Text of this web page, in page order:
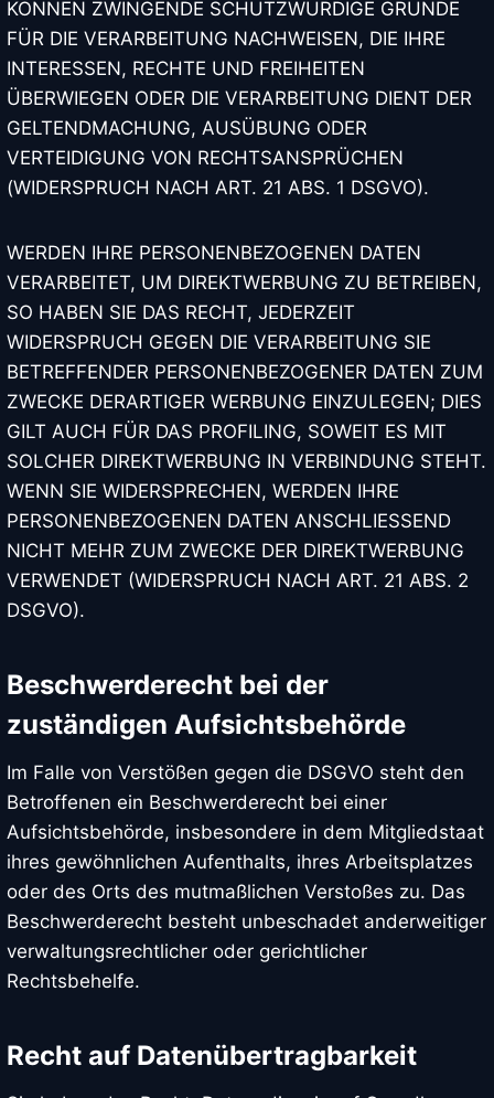
KÖNNEN ZWINGENDE SCHUTZWÜRDIGE GRÜNDE
FÜR DIE VERARBEITUNG NACHWEISEN, DIE IHRE
INTERESSEN, RECHTE UND FREIHEITEN
ÜBERWIEGEN ODER DIE VERARBEITUNG DIENT DER
GELTENDMACHUNG, AUSÜBUNG ODER
VERTEIDIGUNG VON RECHTSANSPRÜCHEN
(WIDERSPRUCH NACH ART. 21 ABS. 1 DSGVO).
WERDEN IHRE PERSONENBEZOGENEN DATEN
VERARBEITET, UM DIREKTWERBUNG ZU BETREIBEN,
SO HABEN SIE DAS RECHT, JEDERZEIT
WIDERSPRUCH GEGEN DIE VERARBEITUNG SIE
BETREFFENDER PERSONENBEZOGENER DATEN ZUM
ZWECKE DERARTIGER WERBUNG EINZULEGEN; DIES
GILT AUCH FÜR DAS PROFILING, SOWEIT ES MIT
SOLCHER DIREKTWERBUNG IN VERBINDUNG STEHT.
WENN SIE WIDERSPRECHEN, WERDEN IHRE
PERSONENBEZOGENEN DATEN ANSCHLIESSEND
NICHT MEHR ZUM ZWECKE DER DIREKTWERBUNG
VERWENDET (WIDERSPRUCH NACH ART. 21 ABS. 2
DSGVO).
Beschwerde­recht bei der
zuständigen Aufsichts­behörde
Im Falle von Verstößen gegen die DSGVO steht den
Betroffenen ein Beschwerderecht bei einer
Aufsichtsbehörde, insbesondere in dem Mitgliedstaat
ihres gewöhnlichen Aufenthalts, ihres Arbeitsplatzes
oder des Orts des mutmaßlichen Verstoßes zu. Das
Beschwerderecht besteht unbeschadet anderweitiger
verwaltungsrechtlicher oder gerichtlicher
Rechtsbehelfe.
Recht auf Daten­übertrag­barkeit
Songtitel *
Deine Nachricht ans Studio (Optional)
🚀Wunsch abschicken